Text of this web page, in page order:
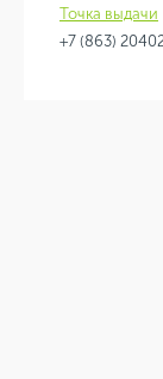
Точка выдачи
+7 (863)